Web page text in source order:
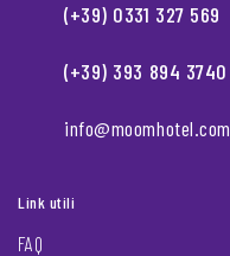
(+39) 0331 327 569
(+39) 393 894 3740
info@moomhotel.com
Link utili
FAQ